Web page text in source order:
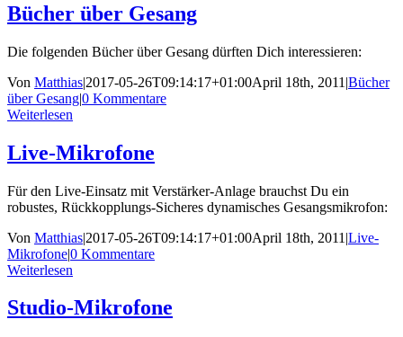
Bücher über Gesang
Die folgenden Bücher über Gesang dürften Dich interessieren:
Von Matthias|2017-05-26T09:14:17+01:00April 18th, 2011 |Bücher
über Gesang|0 Kommentare
Weiterlesen
Live-Mikrofone
Für den Live-Einsatz mit Verstärker-Anlage brauchst Du ein
robustes, Rückkopplungs-Sicheres dynamisches Gesangsmikrofon:
Von Matthias|2017-05-26T09:14:17+01:00April 18th, 2011 |Live-
Mikrofone|0 Kommentare
Weiterlesen
Studio-Mikrofone